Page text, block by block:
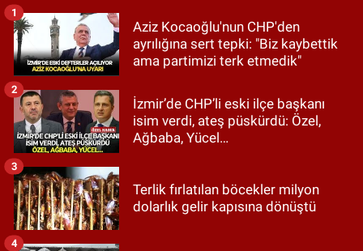
Aziz Kocaoğlu'nun CHP'den
ayrılığına sert tepki: "Biz kaybettik
ama partimizi terk etmedik"
1
İzmir’de CHP’li eski ilçe başkanı
isim verdi, ateş püskürdü: Özel,
Ağbaba, Yücel…
2
Terlik fırlatılan böcekler milyon
dolarlık gelir kapısına dönüştü
3
4